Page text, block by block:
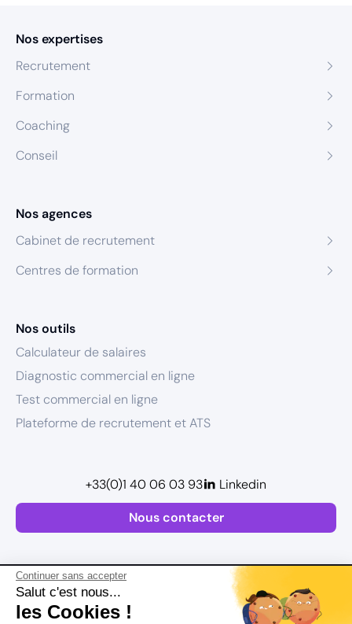
Continuer sans accepter
Salut c'est nous...
les Cookies !
Nos expertises
Recrutement
Formation
Coaching
Conseil
Nos agences
Cabinet de recrutement
Centres de formation
Nos outils
Calculateur de salaires
Diagnostic commercial en ligne
Test commercial en ligne
Plateforme de recrutement et ATS
Nous contacter
+33(0)1 40 06 03 93 Linkedin